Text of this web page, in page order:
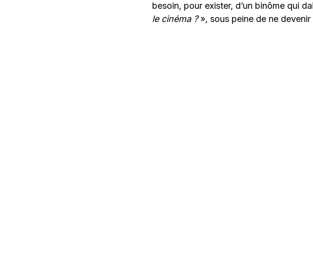
besoin, pour exister, d’un binôme qui
le cinéma ?», sous peine de ne devenir